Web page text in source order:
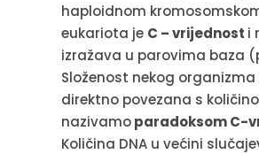
haploidnom
eukariota je C – vrijednost i
izražava u parovima baza
Složenost nekog organizma
direktno povezana s
nazivamoparadoksom C-
Količina DNA u većini